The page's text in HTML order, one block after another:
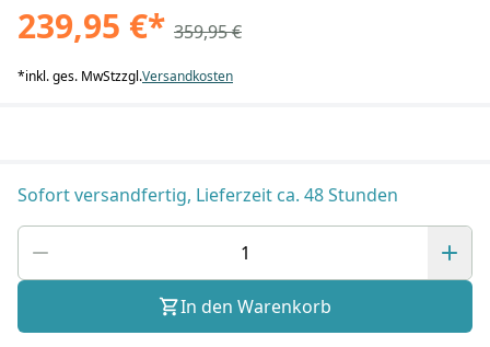
239,95 €* 359,95 €
*inkl. ges. MwStzzgl.Versandkosten
Sofort versandfertig, Lieferzeit ca. 48 Stunden
In den Warenkorb